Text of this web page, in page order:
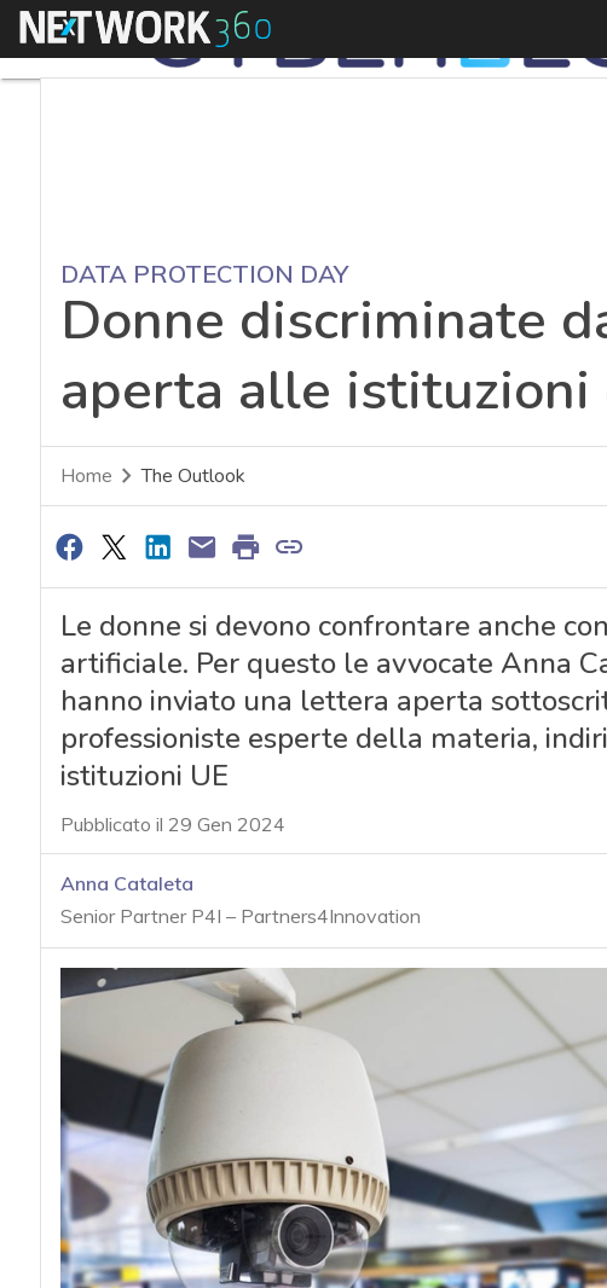
Menu
DATA PROTECTION DAY
Donne discriminate
aperta alle istituzioni
Home The Outlook
Le donne si devono confrontare anche
artificiale. Per questo le avvocate Anna
hanno inviato una lettera aperta
professioniste esperte della materia,
istituzioni UE
Pubblicato il 29 Gen 2024
Anna Cataleta
Senior Partner P4I – Partners4Innovation